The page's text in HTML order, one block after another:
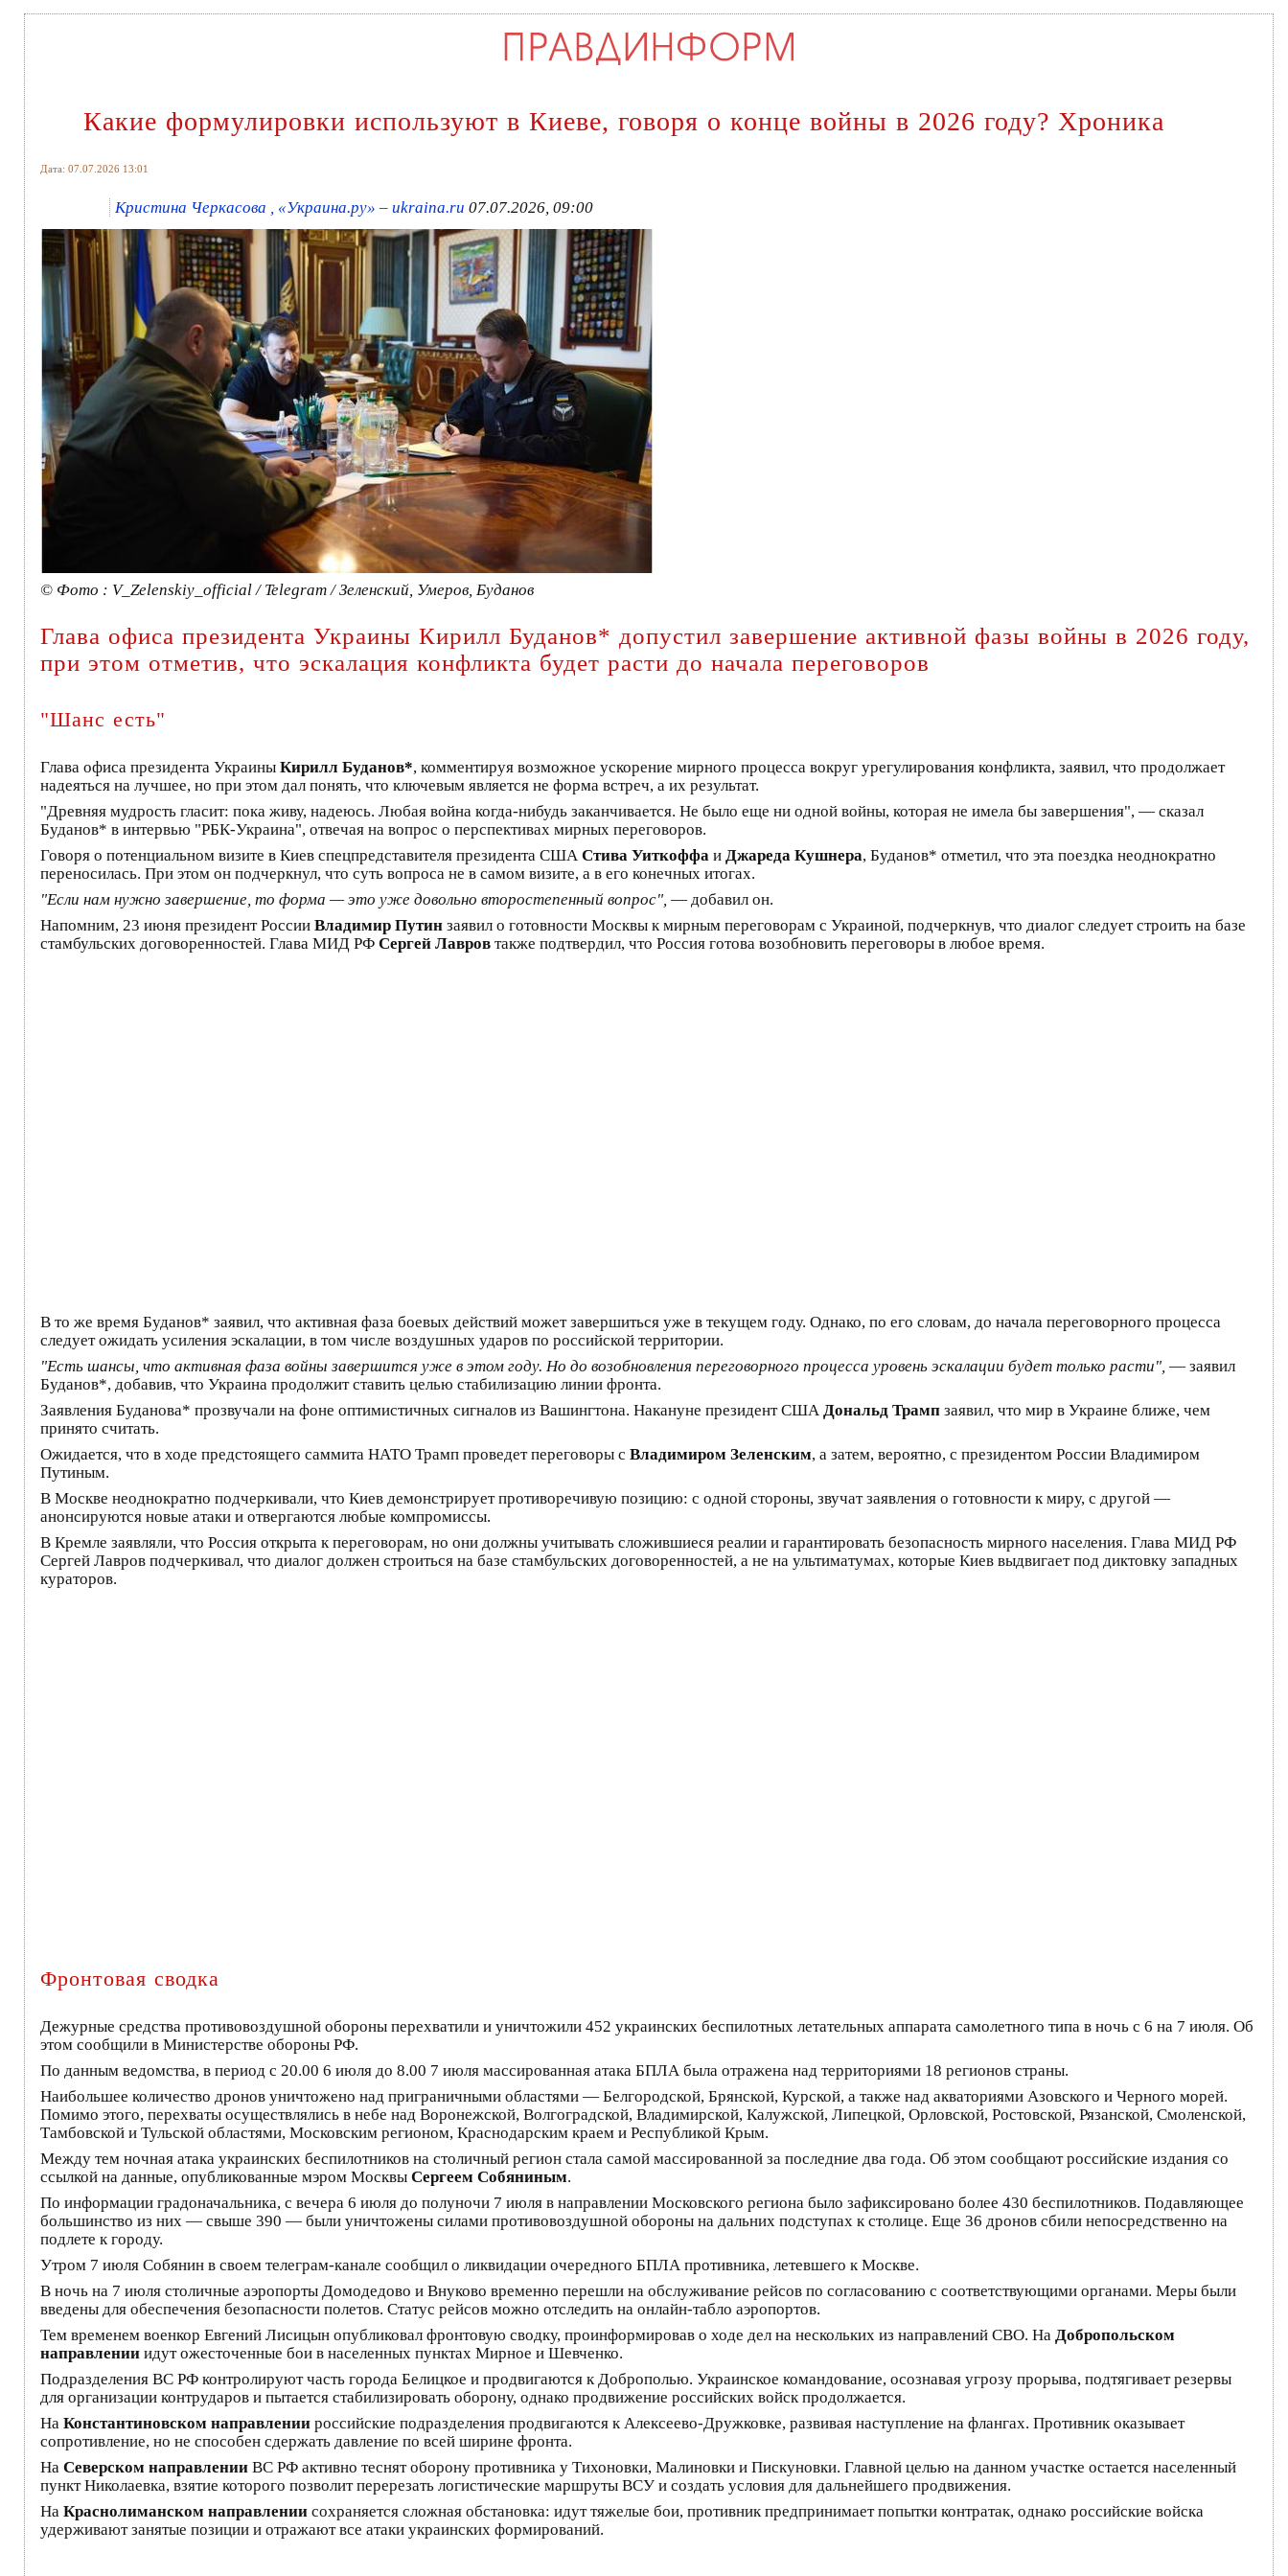
Какие формулировки используют в Киеве, говоря о конце войны в 2026 году? Хроника
Дата: 07.07.2026 13:01
Кристина Черкасова , «Украина.ру» – ukraina.ru 07.07.2026, 09:00
© Фото : V_Zelenskiy_official / Telegram / Зеленский, Умеров, Буданов
Глава офиса президента Украины Кирилл Буданов* допустил завершение активной фазы войны в 2026 году,
при этом отметив, что эскалация конфликта будет расти до начала переговоров
"Шанс есть"
Глава офиса президента Украины Кирилл Буданов*, комментируя возможное ускорение мирного процесса вокруг урегулирования конфликта, заявил, что продолжает
надеяться на лучшее, но при этом дал понять, что ключевым является не форма встреч, а их результат.
"Древняя мудрость гласит: пока живу, надеюсь. Любая война когда-нибудь заканчивается. Не было еще ни одной войны, которая не имела бы завершения", — сказал
Буданов* в интервью "РБК-Украина", отвечая на вопрос о перспективах мирных переговоров.
Говоря о потенциальном визите в Киев спецпредставителя президента США Стива Уиткоффа и Джареда Кушнера, Буданов* отметил, что эта поездка неоднократно
переносилась. При этом он подчеркнул, что суть вопроса не в самом визите, а в его конечных итогах.
"Если нам нужно завершение, то форма — это уже довольно второстепенный вопрос", — добавил он.
Напомним, 23 июня президент России Владимир Путин заявил о готовности Москвы к мирным переговорам с Украиной, подчеркнув, что диалог следует строить на базе
стамбульских договоренностей. Глава МИД РФ Сергей Лавров также подтвердил, что Россия готова возобновить переговоры в любое время.
В то же время Буданов* заявил, что активная фаза боевых действий может завершиться уже в текущем году. Однако, по его словам, до начала переговорного процесса
следует ожидать усиления эскалации, в том числе воздушных ударов по российской территории.
"Есть шансы, что активная фаза войны завершится уже в этом году. Но до возобновления переговорного процесса уровень эскалации будет только расти", — заявил
Буданов*, добавив, что Украина продолжит ставить целью стабилизацию линии фронта.
Заявления Буданова* прозвучали на фоне оптимистичных сигналов из Вашингтона. Накануне президент США Дональд Трамп заявил, что мир в Украине ближе, чем
принято считать.
Ожидается, что в ходе предстоящего саммита НАТО Трамп проведет переговоры с Владимиром Зеленским, а затем, вероятно, с президентом России Владимиром
Путиным.
В Москве неоднократно подчеркивали, что Киев демонстрирует противоречивую позицию: с одной стороны, звучат заявления о готовности к миру, с другой —
анонсируются новые атаки и отвергаются любые компромиссы.
В Кремле заявляли, что Россия открыта к переговорам, но они должны учитывать сложившиеся реалии и гарантировать безопасность мирного населения. Глава МИД РФ
Сергей Лавров подчеркивал, что диалог должен строиться на базе стамбульских договоренностей, а не на ультиматумах, которые Киев выдвигает под диктовку западных
кураторов.
Фронтовая сводка
Дежурные средства противовоздушной обороны перехватили и уничтожили 452 украинских беспилотных летательных аппарата самолетного типа в ночь с 6 на 7 июля. Об
этом сообщили в Министерстве обороны РФ.
По данным ведомства, в период с 20.00 6 июля до 8.00 7 июля массированная атака БПЛА была отражена над территориями 18 регионов страны.
Наибольшее количество дронов уничтожено над приграничными областями — Белгородской, Брянской, Курской, а также над акваториями Азовского и Черного морей.
Помимо этого, перехваты осуществлялись в небе над Воронежской, Волгоградской, Владимирской, Калужской, Липецкой, Орловской, Ростовской, Рязанской, Смоленской,
Тамбовской и Тульской областями, Московским регионом, Краснодарским краем и Республикой Крым.
Между тем ночная атака украинских беспилотников на столичный регион стала самой массированной за последние два года. Об этом сообщают российские издания со
ссылкой на данные, опубликованные мэром Москвы Сергеем Собяниным.
По информации градоначальника, с вечера 6 июля до полуночи 7 июля в направлении Московского региона было зафиксировано более 430 беспилотников. Подавляющее
большинство из них — свыше 390 — были уничтожены силами противовоздушной обороны на дальних подступах к столице. Еще 36 дронов сбили непосредственно на
подлете к городу.
Утром 7 июля Собянин в своем телеграм-канале сообщил о ликвидации очередного БПЛА противника, летевшего к Москве.
В ночь на 7 июля столичные аэропорты Домодедово и Внуково временно перешли на обслуживание рейсов по согласованию с соответствующими органами. Меры были
введены для обеспечения безопасности полетов. Статус рейсов можно отследить на онлайн-табло аэропортов.
Тем временем военкор Евгений Лисицын опубликовал фронтовую сводку, проинформировав о ходе дел на нескольких из направлений СВО. На Добропольском
направлении идут ожесточенные бои в населенных пунктах Мирное и Шевченко.
Подразделения ВС РФ контролируют часть города Белицкое и продвигаются к Доброполью. Украинское командование, осознавая угрозу прорыва, подтягивает резервы
для организации контрударов и пытается стабилизировать оборону, однако продвижение российских войск продолжается.
На Константиновском направлении российские подразделения продвигаются к Алексеево-Дружковке, развивая наступление на флангах. Противник оказывает
сопротивление, но не способен сдержать давление по всей ширине фронта.
На Северском направлении ВС РФ активно теснят оборону противника у Тихоновки, Малиновки и Пискуновки. Главной целью на данном участке остается населенный
пункт Николаевка, взятие которого позволит перерезать логистические маршруты ВСУ и создать условия для дальнейшего продвижения.
На Краснолиманском направлении сохраняется сложная обстановка: идут тяжелые бои, противник предпринимает попытки контратак, однако российские войска
удерживают занятые позиции и отражают все атаки украинских формирований.